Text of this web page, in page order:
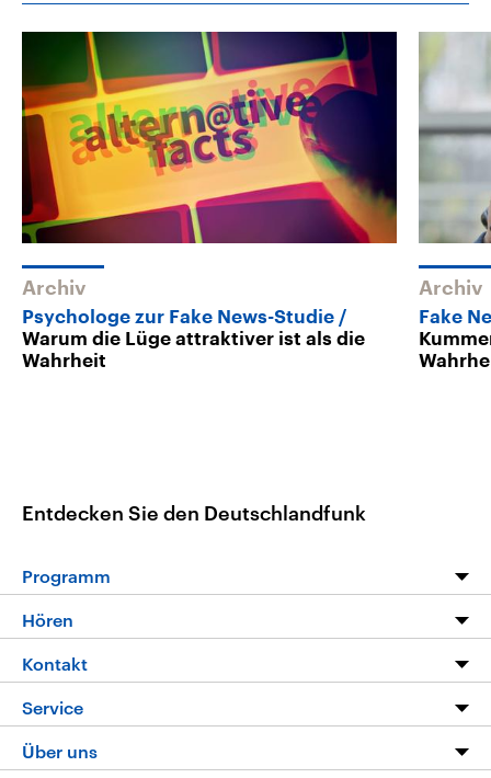
Archiv
Psychologe zur Fake News-Studie
Warum die Lüge attraktiver ist als die
Wahrheit
Archiv
Fake
Entdecken Sie den Deutschlandfunk
Programm
Programm
Die Nachrichten
Nachrichtenleicht
Neue Beiträge auf dlf.de
Hören
Livestream
Podcasts
Deutschlandfunk App
Kontakt
Hörerservice
Service
FAQ
Über uns